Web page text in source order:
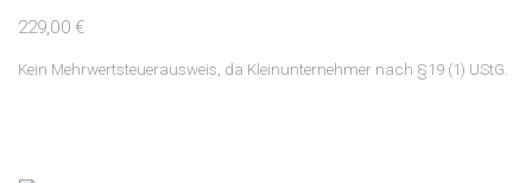
229,00 €
Kein Mehrwertsteuerausweis, da Kleinunternehmer nach §19 (1) UStG.